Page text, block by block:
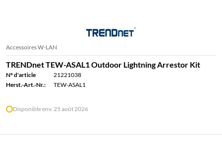
Accessoires W-LAN
TRENDnet TEW-ASAL1 Outdoor Lightning Arrestor Kit
N° d'article
21221038
Herst.-Art.-Nr.:
TEW-ASAL1
Disponible env. 25 août 2026